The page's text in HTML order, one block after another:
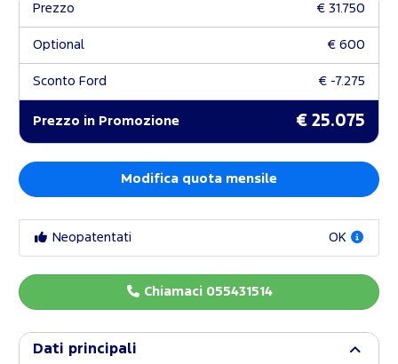
Prezzo € 31.750
Optional € 600
Sconto Ford € -7.275
Prezzo in Promozione € 25.075
Modifica quota mensile
Neopatentati OK
Chiamaci 055431514
Dati principali